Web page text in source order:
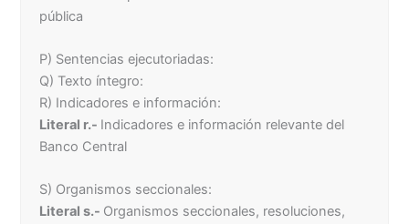
pública
P) Sentencias ejecutoriadas:
Q) Texto íntegro:
R) Indicadores e información:
Literal r.- Indicadores e información relevante del
Banco Central
S) Organismos seccionales:
Literal s.- Organismos seccionales, resoluciones,